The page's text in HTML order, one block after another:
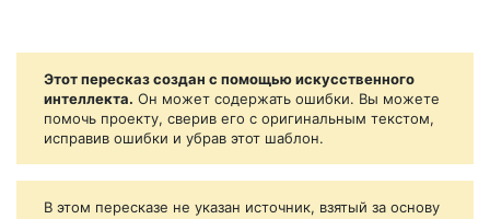
Этот пересказ создан с помощью искусственного
интеллекта. Он может содержать ошибки. Вы можете
помочь проекту, сверив его с оригинальным текстом,
исправив ошибки и убрав этот шаблон.
В этом пересказе не указан источник, взятый за основу